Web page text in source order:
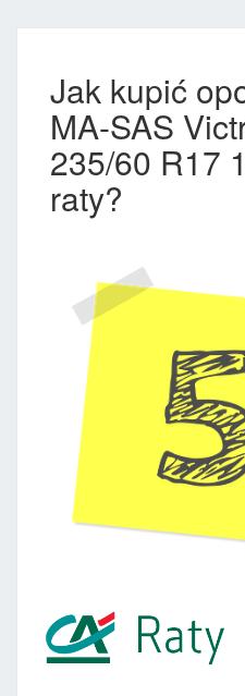
Jak kupić
MA-SAS
235/60 R17
raty?